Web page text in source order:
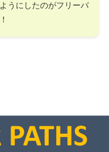
うにしたのがフリーバ